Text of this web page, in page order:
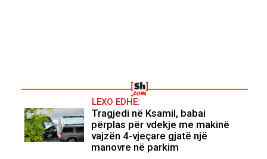
LEXO EDHE:
Tragjedi në Ksamil, babai
përplas për vdekje me makinë
vajzën 4-vjeçare gjatë një
manovre në parkim